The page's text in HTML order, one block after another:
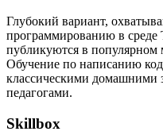
Глубокий вариант,
программированию в среде
публикуются в популярном
Обучение по написанию
классическими домашними
педагогами.
Skillbox